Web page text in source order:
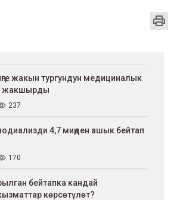
жакын тургундун медициналык
жакшырды
237
4,7 миңден ашык бейтап
170
бейтапка кандай
көрсөтүлөт?